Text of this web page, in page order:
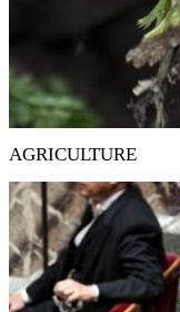
AGRICULTURE